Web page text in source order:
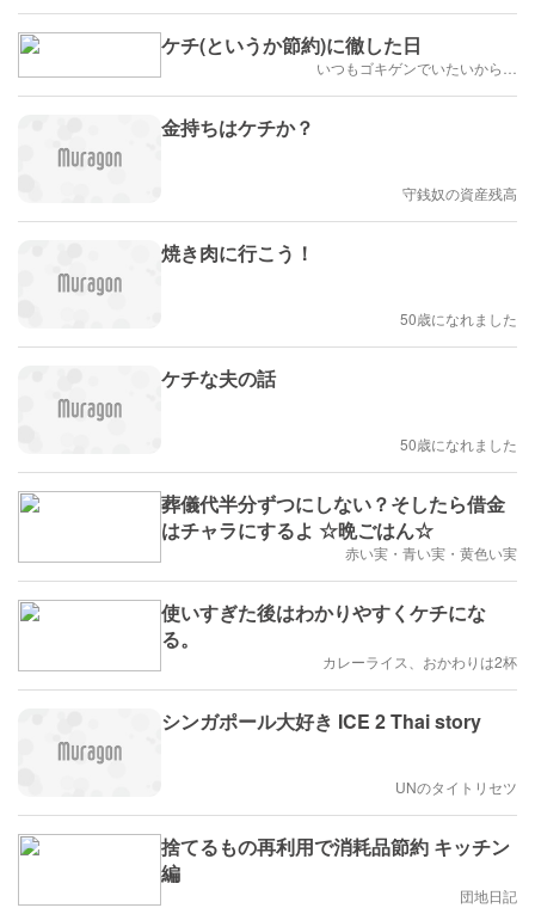
ケチ(というか節約)に徹した日
いつもゴキゲンでいたいから…
金持ちはケチか？
守銭奴の資産残高
焼き肉に行こう！
50歳になれました
ケチな夫の話
50歳になれました
葬儀代半分ずつにしない？そしたら借金
はチャラにするよ ☆晩ごはん☆
赤い実・青い実・黄色い実
使いすぎた後はわかりやすくケチにな
る。
カレーライス、おかわりは2杯
シンガポール大好き ICE 2 Thai story
UNのタイトリセツ
捨てるもの再利用で消耗品節約 キッチン
編
団地日記